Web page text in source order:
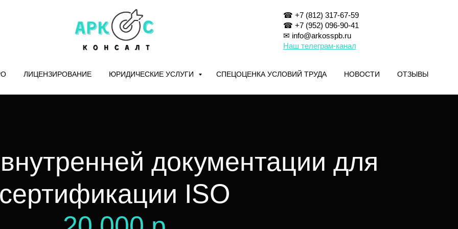
☎ +7 (812) 317-67-59
☎ +7 (952) 096-90-41
✉ info@arkosspb.ru
Наш телеграм-канал
ЛИЦЕНЗИРОВАНИЕ ЮРИДИЧЕСКИЕ УСЛУГИ СПЕЦОЦЕНКА УСЛОВИЙ ТРУДА НОВОСТИ ОТЗЫВЫ
документации для
ISO